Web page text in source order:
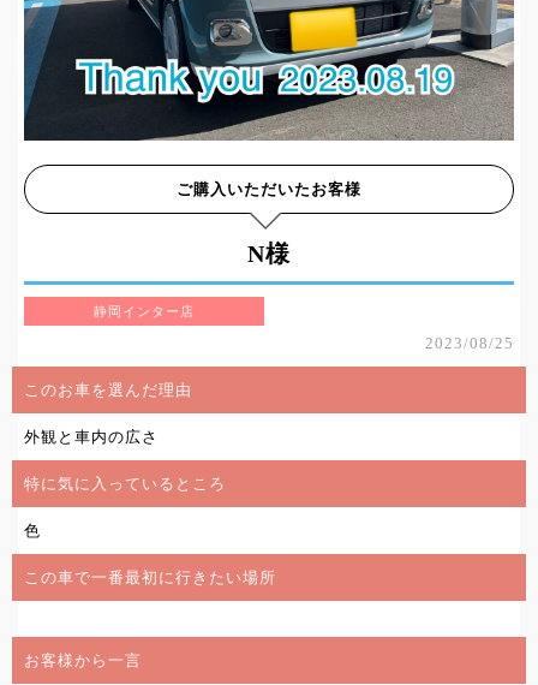
ご購入いただいたお客様
N様
静岡インター店
2023/08/25
このお車を選んだ理由
外観と車内の広さ
特に気に入っているところ
色
この車で一番最初に行きたい場所
お客様から一言